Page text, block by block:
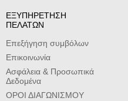
ΕΞΥΠΗΡΕΤΗΣΗ
ΠΕΛΑΤΩΝ
Επεξήγηση συμβόλων
Επικοινωνία
Ασφάλεια & Προσωπικά
Δεδομένα
ΟΡΟΙ ΔΙΑΓΩΝΙΣΜΟΥ